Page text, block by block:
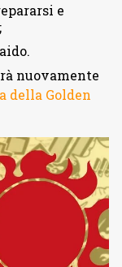
e
nuovamente
della Golden